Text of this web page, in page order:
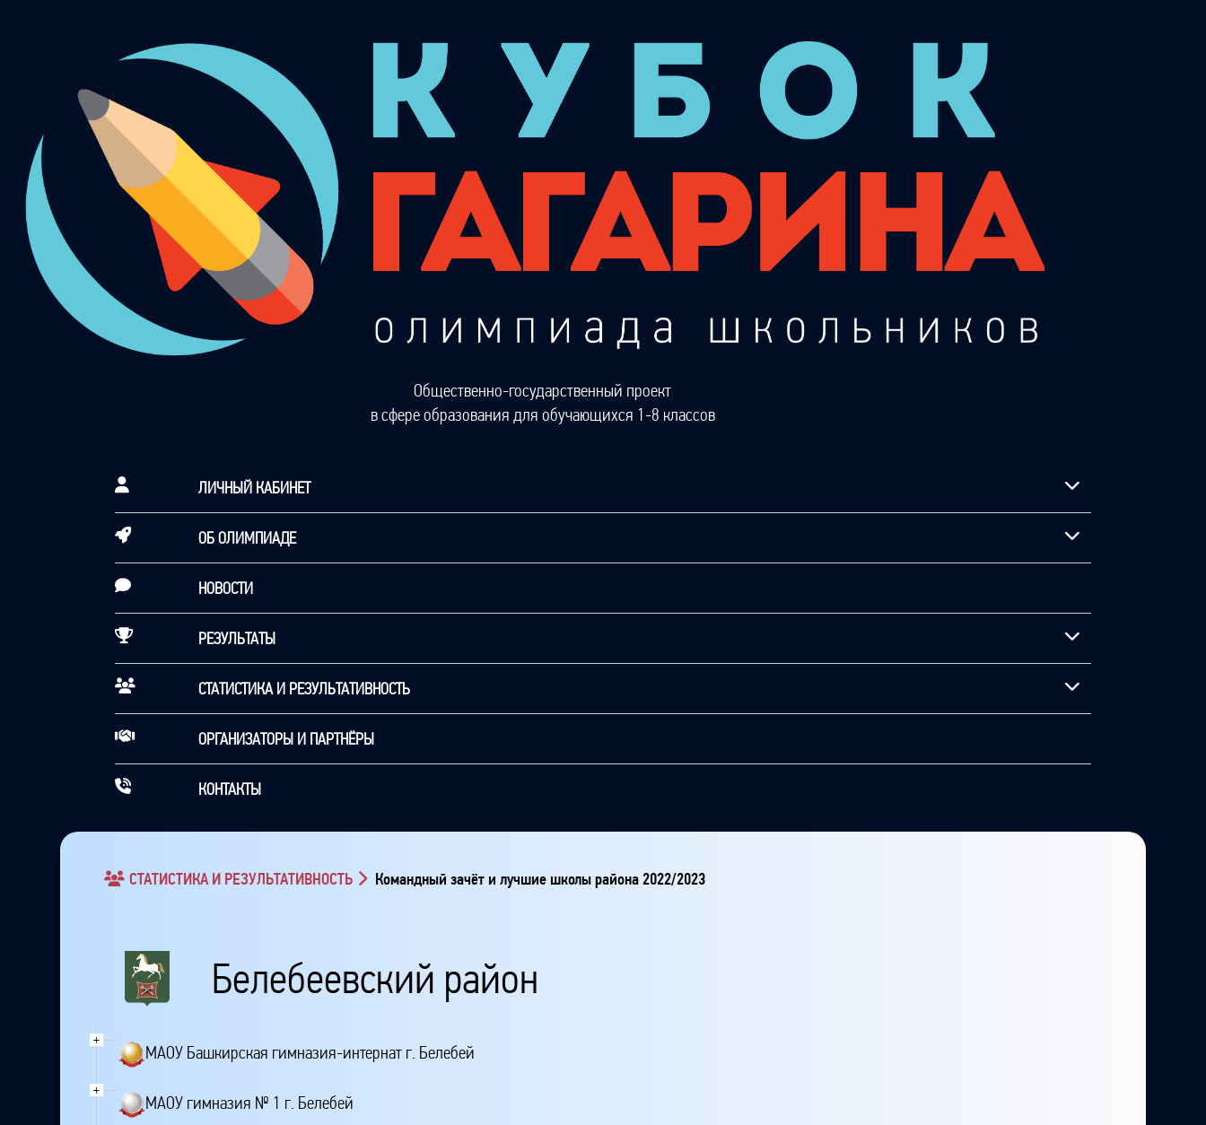
Общественно-государственный проект
в сфере образования для обучающихся 1-8 классов
ЛИЧНЫЙ КАБИНЕТ
ОБ ОЛИМПИАДЕ
НОВОСТИ
РЕЗУЛЬТАТЫ
СТАТИСТИКА И РЕЗУЛЬТАТИВНОСТЬ
ОРГАНИЗАТОРЫ И ПАРТНЁРЫ
КОНТАКТЫ
СТАТИСТИКА И РЕЗУЛЬТАТИВНОСТЬ Командный зачёт и лучшие школы района 2022/2023
Белебеевский район
+
МАОУ Башкирская гимназия-интернат г. Белебей
+
МАОУ гимназия № 1 г. Белебей